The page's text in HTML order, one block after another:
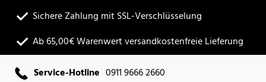
Sichere Zahlung mit SSL-Verschlüsselung
Ab 65,00€ Warenwert versandkostenfreie Lieferung
Service-Hotline 0911 9666 2660